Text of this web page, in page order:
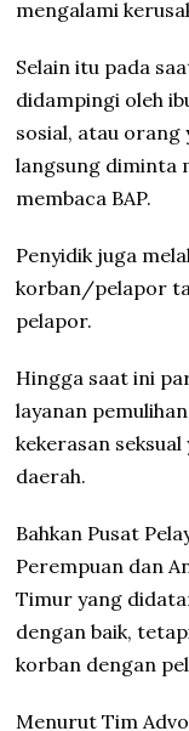
mengalami
Selain itu pada
didampingi oleh
sosial, atau orang
langsung diminta
membaca BAP.
Penyidik juga
korban/pelapor
pelapor.
Hingga saat ini
layanan
kekerasan
daerah.
Bahkan Pusat
Perempuan dan
Timur yang
dengan baik,
korban dengan
Menurut Tim